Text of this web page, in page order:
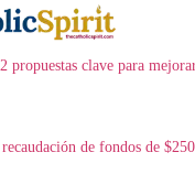
propuestas clave para
de fondos de